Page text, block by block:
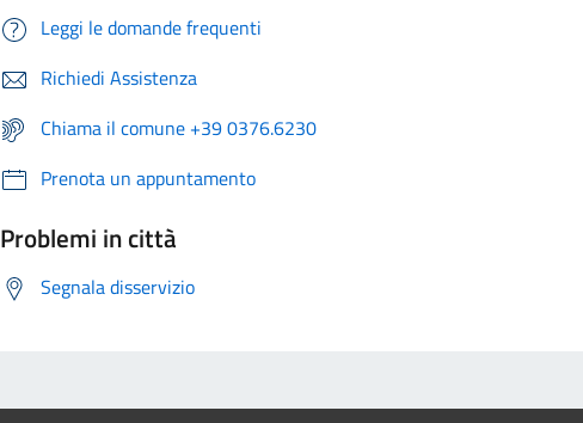
Leggi le domande frequenti
Richiedi Assistenza
Chiama il comune +39 0376.6230
Prenota un appuntamento
Problemi in città
Segnala disservizio